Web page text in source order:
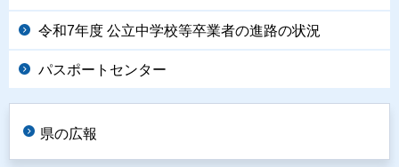
令和7年度 公立中学校等卒業者の進路の状況
パスポートセンター
県の広報